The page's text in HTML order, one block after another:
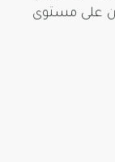
على مستوى